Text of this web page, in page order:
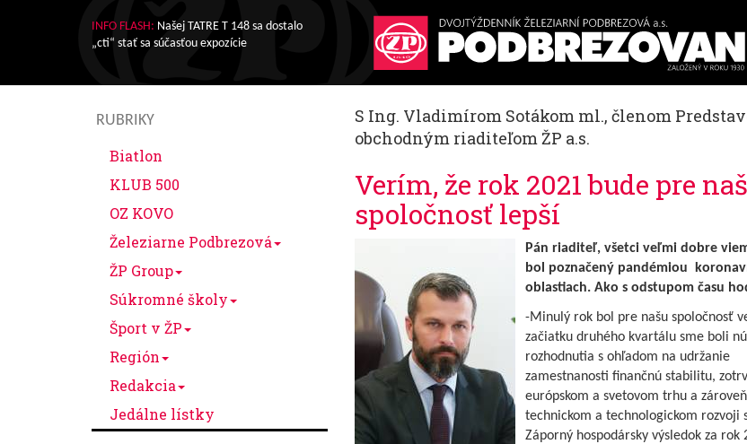
INFO FLASH: Našej TATRE T 148 sa dostalo
„cti“ stať sa súčasťou expozície
RUBRIKY
Biatlon
KLUB 500
OZ KOVO
Železiarne Podbrezová
ŽP Group
Súkromné školy
Šport v ŽP
Región
Redakcia
Jedálne lístky
S Ing. Vladimírom Sotákom ml., členom
obchodným riaditeľom ŽP a.s.
Verím, že rok 2021 bude pre
spoločnosť lepší
Pán riaditeľ, všetci veľmi dobre
bol poznačený pandémiou
oblastiach. Ako s odstupom času
-Minulý rok bol pre našu spoločnosť
začiatku druhého kvartálu sme boli
rozhodnutia s ohľadom na udržanie
zamestnanosti finančnú stabilitu,
európskom a svetovom trhu a
technickom a technologickom rozvoji
Záporný hospodársky výsledok za